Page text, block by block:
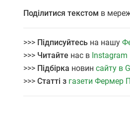
Поділитися текстом в
>>> Підписуйтесь на нашу
>>> Читайте нас в Instagram
>>> Підбірка новин сайту в
>>> Статті з газети Фермер